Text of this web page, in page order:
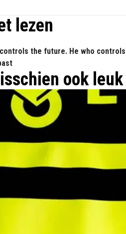
lezen
the future. He who controls
ook leuk